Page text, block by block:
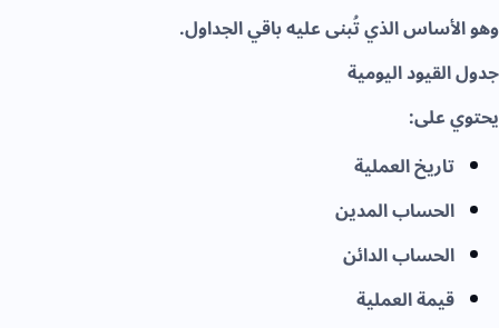
وهو الأساس الذي تُبنى عليه باقي الجداول.
جدول القيود اليومية
يحتوي على:
تاريخ العملية
الحساب المدين
الحساب الدائن
قيمة العملية